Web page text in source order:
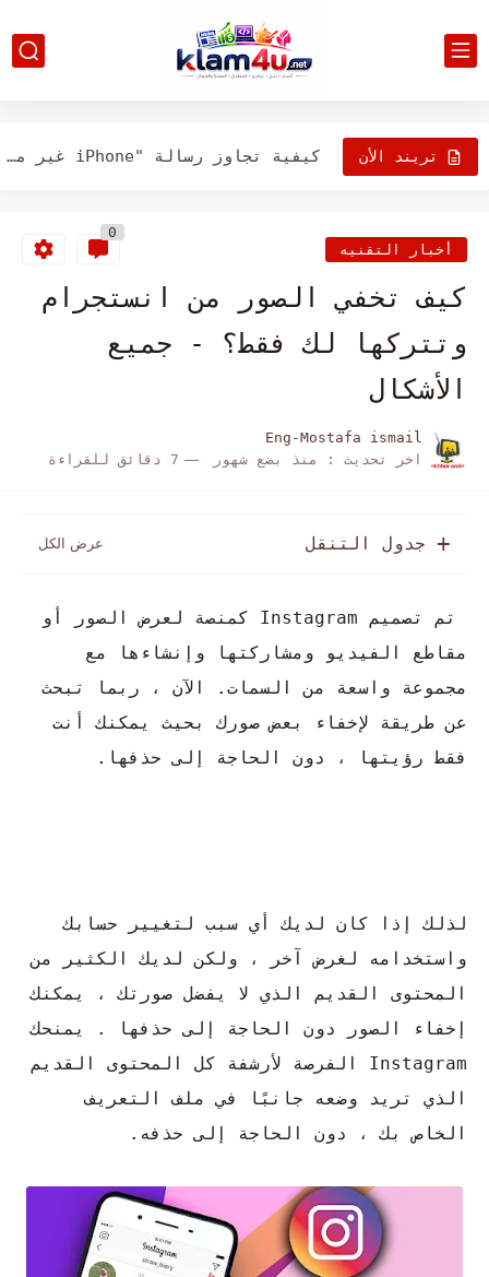
تريند الأن
اصلاح مشكلة عدم زيادة حجم الصوت في ايفون
كيفية تجاوز رسالة "iPhone غير متوفر"
أخبار التقنيه
0
كيف تخفي الصور من انستجرام
وتتركها لك فقط؟ - جميع
الأشكال
Eng-Mostafa ismail
اخر تحديث :
منذ بضع شهور 7 دقائق للقراءة
جدول التنقل
تم تصميم Instagram كمنصة لعرض الصور أو
مقاطع الفيديو ومشاركتها وإنشاءها مع
مجموعة واسعة من السمات. الآن ، ربما تبحث
عن طريقة لإخفاء بعض صورك بحيث يمكنك أنت
فقط رؤيتها ، دون الحاجة إلى حذفها.
لذلك إذا كان لديك أي سبب لتغيير حسابك
واستخدامه لغرض آخر ، ولكن لديك الكثير من
المحتوى القديم الذي لا يفضل صورتك ، يمكنك
إخفاء الصور دون الحاجة إلى حذفها . يمنحك
Instagram الفرصة لأرشفة كل المحتوى القديم
الذي تريد وضعه جانبًا في ملف التعريف
الخاص بك ، دون الحاجة إلى حذفه.